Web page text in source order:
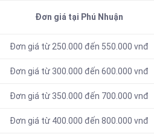
Đơn giá tại Phú Nhuận
Đơn giá từ 250.000 đến 550.000 vnđ
Đơn giá từ 300.000 đến 600.000 vnđ
Đơn giá từ 350.000 đến 700.000 vnđ
Đơn giá từ 400.000 đến 800.000 vnđ